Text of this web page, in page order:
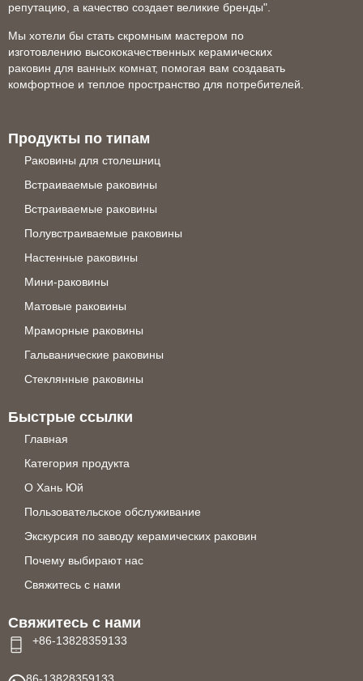
репутацию, а качество создает великие бренды".
Мы хотели бы стать скромным мастером по
изготовлению высококачественных керамических
раковин для ванных комнат, помогая вам создавать
комфортное и теплое пространство для потребителей.
Продукты по типам
Раковины для столешниц
Встраиваемые раковины
Встраиваемые раковины
Полувстраиваемые раковины
Настенные раковины
Мини-раковины
Матовые раковины
Мраморные раковины
Гальванические раковины
Стеклянные раковины
Быстрые ссылки
Главная
Категория продукта
О Хань Юй
Пользовательское обслуживание
Экскурсия по заводу керамических раковин
Почему выбирают нас
Свяжитесь с нами
Свяжитесь с нами
+86-13828359133